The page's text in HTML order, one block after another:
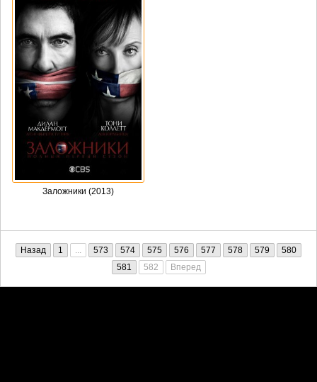
Заложники (2013)
Назад 1 ... 573 574 575 576 577 578 579
580
581
582 Вперед